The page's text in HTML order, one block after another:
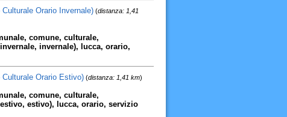
Orario Invernale)(distanza: 1,41
comune, culturale,
invernale), lucca, orario,
Orario Estivo)(distanza: 1,41 km)
comune, culturale,
estivo), lucca, orario, servizio